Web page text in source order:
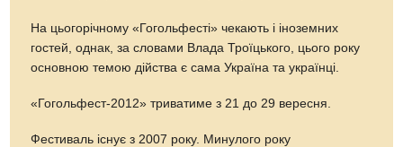
На цьогорічному «Гогольфесті» чекають і іноземних
гостей, однак, за словами Влада Троїцького, цього року
основною темою дійства є сама Україна та українці.
«Гогольфест-2012» триватиме з 21 до 29 вересня.
Фестиваль існує з 2007 року. Минулого року